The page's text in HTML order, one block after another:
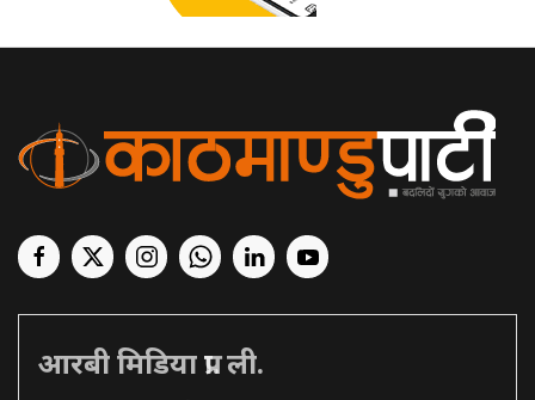
आरबी मिडिया प्रा. ली.